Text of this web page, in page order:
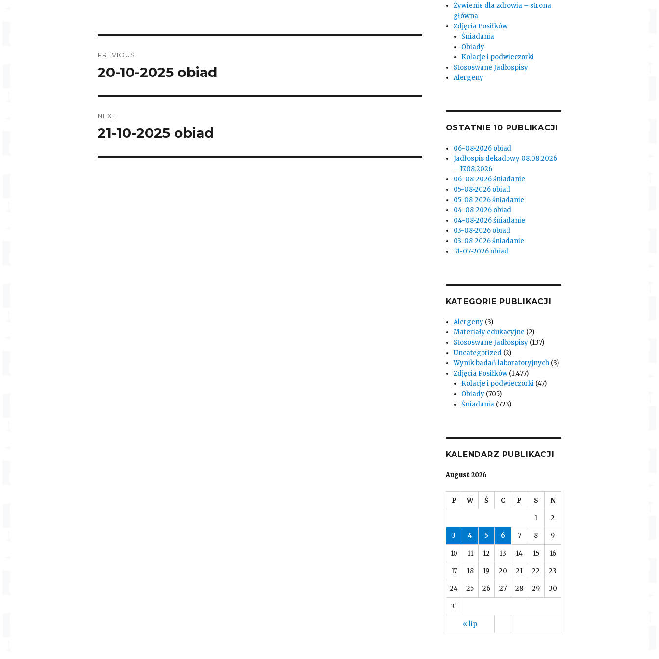
navigation
PREVIOUS
Previous
20-10-2025 obiad
NEXT
Next
21-10-2025 obiad
Żywienie dla zdrowia – strona
główna
Zdjęcia Posiłków
Śniadania
Obiady
Kolacje i podwieczorki
Stososwane Jadłospisy
Alergeny
OSTATNIE 10 PUBLIKACJI
06-08-2026 obiad
Jadłospis dekadowy 08.08.2026
– 17.08.2026
06-08-2026 śniadanie
05-08-2026 obiad
05-08-2026 śniadanie
04-08-2026 obiad
04-08-2026 śniadanie
03-08-2026 obiad
03-08-2026 śniadanie
31-07-2026 obiad
KATEGORIE PUBLIKACJI
Alergeny(3)
Materiały edukacyjne (2)
Stososwane Jadłospisy(137)
Uncategorized(2)
Wynik badań laboratoryjnych(3)
Zdjęcia Posiłków(1,477)
Kolacje i podwieczorki (47)
Obiady (705)
Śniadania (723)
KALENDARZ PUBLIKACJI
August 2026
P W Ś C P S N
« lip
1 2
3 4 5 6 7 8 9
10 11 12 13 14 15 16
17 18 19 20 21 22 23
24 25 26 27 28 29 30
31